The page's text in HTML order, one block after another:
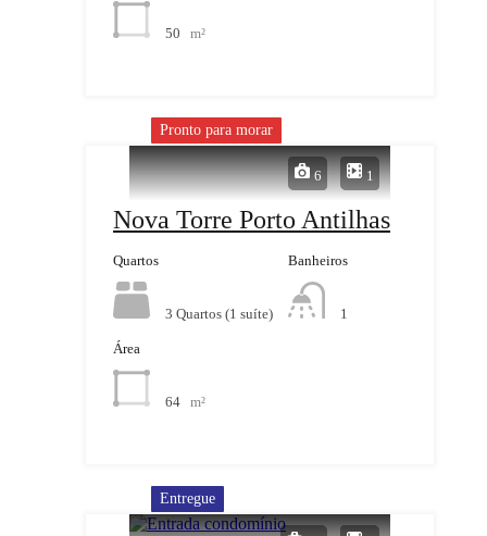
50 m²
6 1
Pronto para morar
Nova Torre Porto Antilhas
Quartos
3 Quartos (1 suíte)
Banheiros
1
Área
64 m²
Entregue